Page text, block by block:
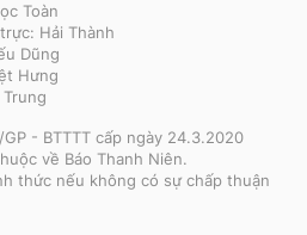
Toàn
Hải Thành
Dũng
Hưng
- BTTTT cấp ngày 24.3.2020
về Báo Thanh Niên.
thức nếu không có sự chấp thuận